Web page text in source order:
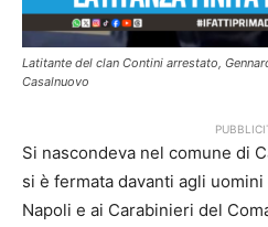
Latitante del clan Contini arrestato,
Casalnuovo
Si nascondeva nel comune di
si è fermata davanti agli
Napoli e ai Carabinieri del